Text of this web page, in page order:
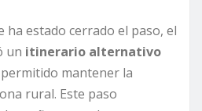
ha estado cerrado el paso, el
un itinerario alternativo
mantener la
rural. Este paso